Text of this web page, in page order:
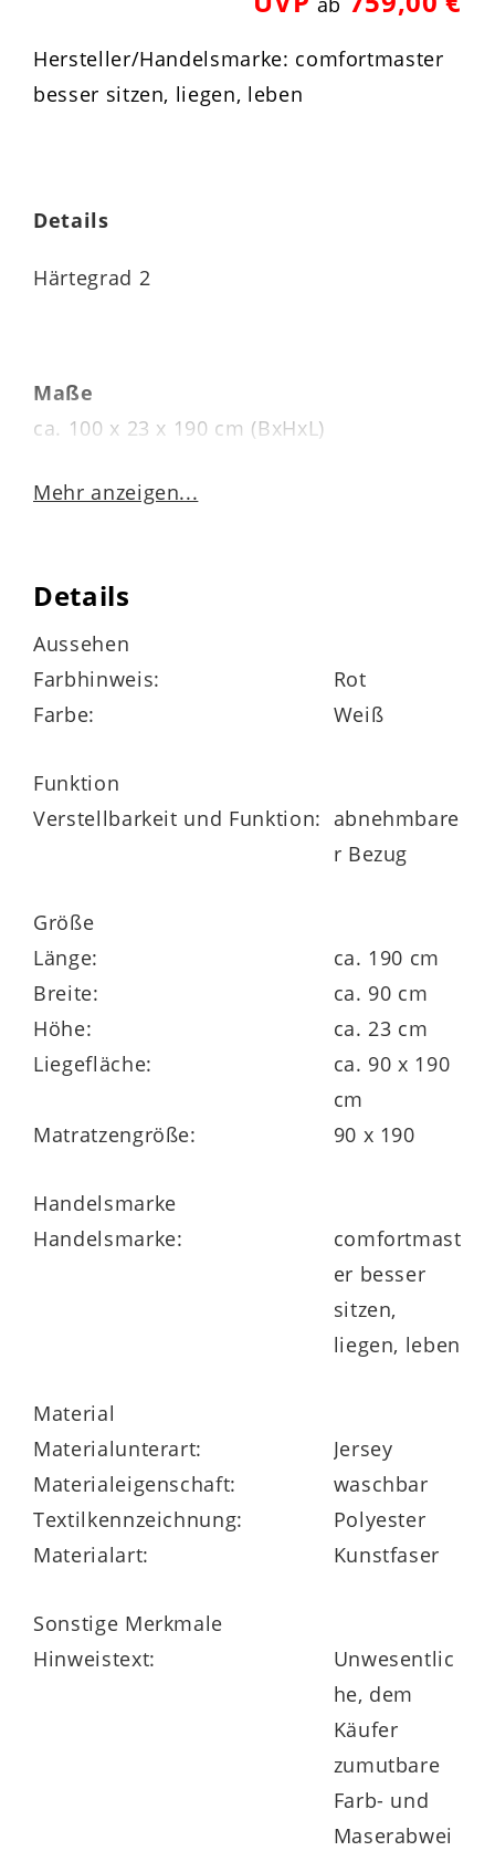
Hersteller/Handelsmarke: comfortmaster
besser sitzen, liegen, leben
Details
Härtegrad 2
Maße
ca. 100 x 23 x 190 cm (BxHxL)
Kernhöhe 20 cm
Lyocell-Jerseybezug
Mischgewebe aus 53 % Polyester, 47 %
Lyocell
versteppt mit 400 g / m² Hygienevlies (100
rundum mit Klimaband und
Wendeschlaufen
Bezug
Matratzenkern
20 cm AQUAPUR®-Schaumkern mit 50 kg /
m³ Raumgewicht
oben 3 cm AQUAPUR®-Noppenschaum
unten 3 cm AQUAPUR®-Noppenschaum
Oberfläche
erhältlich
auch Sondergrößen lieferbar
Mehr anzeigen...
Details
Aussehen
Farbhinweis:
Rot
Farbe:
Weiß
Funktion
Verstellbarkeit und Funktion: abnehmbare
r Bezug
Größe
Länge:
ca. 190 cm
Breite:
ca. 90 cm
Höhe:
ca. 23 cm
Liegefläche:
ca. 90 x 190
cm
Matratzengröße:
90 x 190
Handelsmarke
Handelsmarke:
comfortmast
er besser
sitzen,
liegen, leben
Material
Materialunterart:
Jersey
Materialeigenschaft:
waschbar
Textilkennzeichnung:
Polyester
Materialart:
Kunstfaser
Sonstige Merkmale
Hinweistext:
Unwesentlic
he, dem
Käufer
zumutbare
Farb- und
Maserabwei